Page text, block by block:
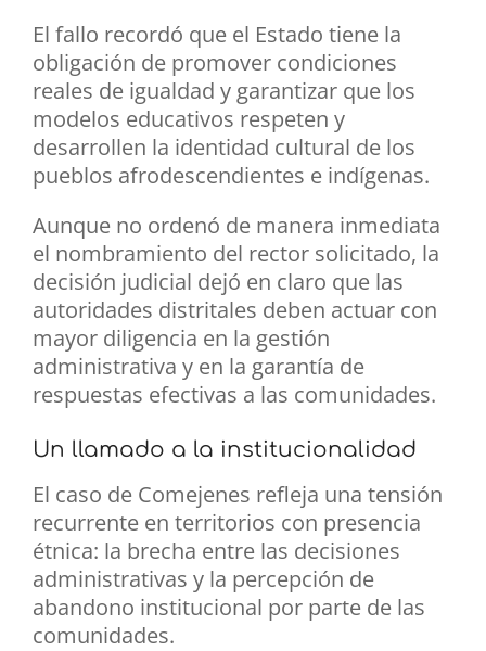
El fallo recordó que el Estado tiene la
obligación de promover condiciones
reales de igualdad y garantizar que los
modelos educativos respeten y
desarrollen la identidad cultural de los
pueblos afrodescendientes e indígenas.
Aunque no ordenó de manera inmediata
el nombramiento del rector solicitado, la
decisión judicial dejó en claro que las
autoridades distritales deben actuar con
mayor diligencia en la gestión
administrativa y en la garantía de
respuestas efectivas a las comunidades.
Un llamado a la institucionalidad
El caso de Comejenes refleja una tensión
recurrente en territorios con presencia
étnica: la brecha entre las decisiones
administrativas y la percepción de
abandono institucional por parte de las
comunidades.